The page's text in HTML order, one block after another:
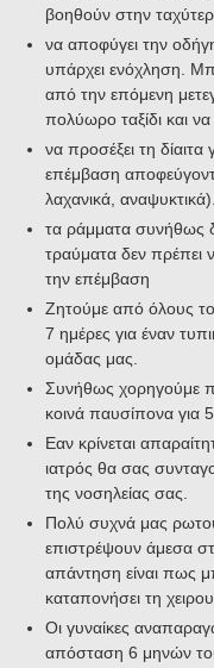
βοηθούν στην
να αποφύγει την
υπάρχει ενόχληση.
από την επόμενη
πολύωρο ταξίδι και
να προσέξει τη
επέμβαση
λαχανικά, αναψυκτικά).
τα ράμματα συνήθως
τραύματα δεν πρέπει
την επέμβαση
Ζητούμε από όλους
7 ημέρες για έναν
ομάδας μας.
Συνήθως χορηγούμε
κοινά παυσίπονα για
Εαν κρίνεται
ιατρός θα σας
της νοσηλείας σας.
Πολύ συχνά μας
επιστρέψουν άμεσα
απάντηση είναι πως
καταπονήσει τη
Οι γυναίκες
απόσταση 6 μηνών